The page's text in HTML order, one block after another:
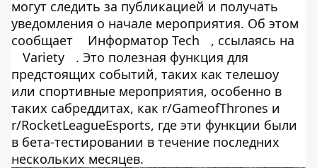
могут следить за публикацией и получать
уведомления о начале мероприятия. Об этом
сообщает
Информатор Tech
, ссылаясь на
Variety
. Это полезная функция для
предстоящих событий, таких как телешоу
или спортивные мероприятия, особенно в
таких сабреддитах, как r/GameofThrones и
r/RocketLeagueEsports, где эти функции были
в бета-тестировании в течение последних
нескольких месяцев.